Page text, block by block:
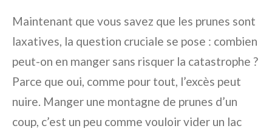
Maintenant que vous savez que les prunes sont
laxatives, la question cruciale se pose : combien
peut-on en manger sans risquer la catastrophe ?
Parce que oui, comme pour tout, l’excès peut
nuire. Manger une montagne de prunes d’un
coup, c’est un peu comme vouloir vider un lac